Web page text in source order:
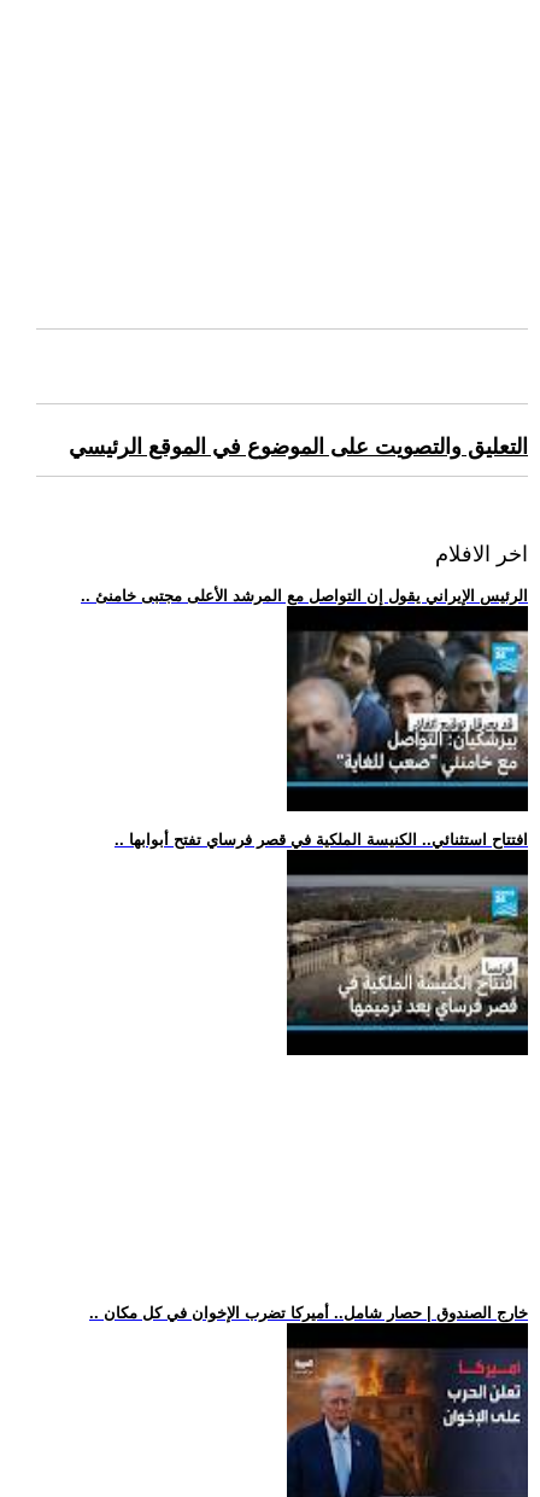
التعليق والتصويت على الموضوع في الموقع الرئيسي
اخر الافلام
.. الرئيس الإيراني يقول إن التواصل مع المرشد الأعلى مجتبى خامنئ
.. افتتاح استثنائي.. الكنيسة الملكية في قصر فرساي تفتح أبوابها
.. خارج الصندوق | حصار شامل.. أميركا تضرب الإخوان في كل مكان